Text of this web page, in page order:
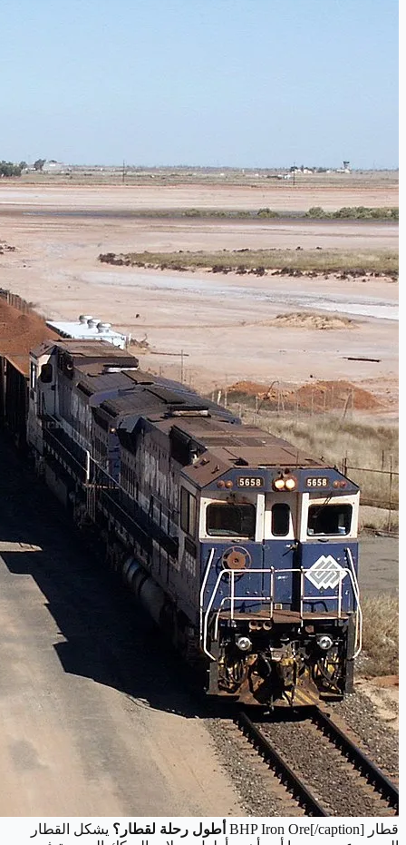
قطار BHP Iron Ore[/caption] أطول رحلة لقطار؟ يشكل القطار